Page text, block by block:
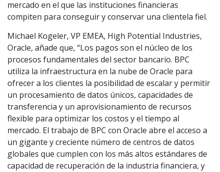
mercado en el que las instituciones financieras
compiten para conseguir y conservar una clientela fiel.
Michael Kogeler, VP EMEA, High Potential Industries,
Oracle, añade que, “Los pagos son el núcleo de los
procesos fundamentales del sector bancario. BPC
utiliza la infraestructura en la nube de Oracle para
ofrecer a los clientes la posibilidad de escalar y permitir
un procesamiento de datos únicos, capacidades de
transferencia y un aprovisionamiento de recursos
flexible para optimizar los costos y el tiempo al
mercado. El trabajo de BPC con Oracle abre el acceso a
un gigante y creciente número de centros de datos
globales que cumplen con los más altos estándares de
capacidad de recuperación de la industria financiera, y